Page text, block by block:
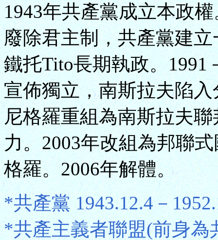
1943年共產黨成立本政
廢除君主制，共產黨建
鐵托Tito長期執政。1991
宣佈獨立，南斯拉夫陷
尼格羅重組為南斯拉夫
力。2003年改組為邦聯
格羅。2006年解體。
*共產黨 1943.12.4－
*共產主義者聯盟(前身為